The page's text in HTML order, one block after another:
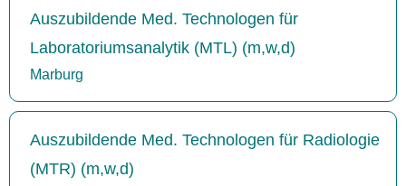
Auszubildende Med. Technologen für
Laboratoriumsanalytik (MTL) (m,w,d)
Marburg
Auszubildende Med. Technologen für Radiologie
(MTR) (m,w,d)